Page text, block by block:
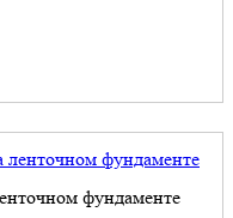
фундаменте